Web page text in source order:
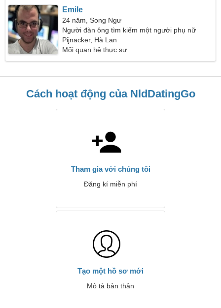
Emile
24 năm, Song Ngư
Người đàn ông tìm kiếm một người phụ nữ
Pijnacker, Hà Lan
Mối quan hệ thực sự
Cách hoạt động của NldDatingGo
Tham gia với chúng tôi
Đăng kí miễn phí
Tạo một hồ sơ mới
Mô tả bản thân